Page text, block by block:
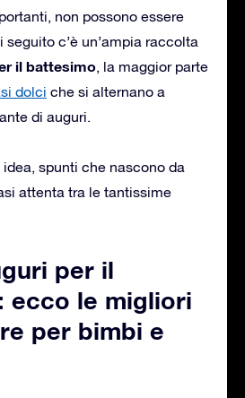
non possono essere
c’è un’ampia raccolta
il battesimo, la maggior parte
dolci che si alternano a
di auguri.
spunti che nascono da
attenta tra le tantissime
per il
ecco le migliori
per bimbi e